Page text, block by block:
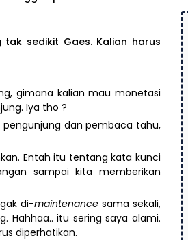
sedikit Gaes. Kalian harus
gimana kalian mau monetasi
Iya tho ?
pengunjung dan pembaca tahu,
Entah itu tentang kata kunci
sampai kita memberikan
di-maintenancesama sekali,
Hahhaa.. itu sering saya alami.
diperhatikan.